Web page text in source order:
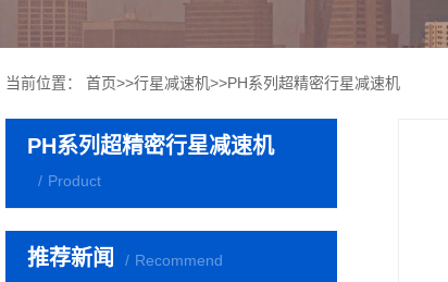
当前位置： 首页>>行星减速机>>PH系列超精密行星减速机
PH系列超精密行星减速机
Product
推荐新闻 Recommend